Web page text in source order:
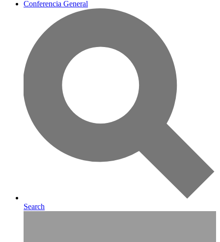
Conferencia General
Search